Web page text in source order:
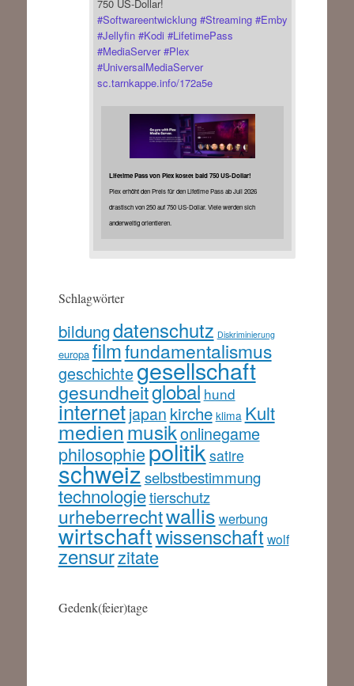
750 US-Dollar!
#Softwareentwicklung #Streaming #Emby
#Jellyfin #Kodi #LifetimePass
#MediaServer #Plex
#UniversalMediaServer
sc.tarnkappe.info/172a5e
Lifetime Pass von Plex kostet bald 750 US-Dollar!
Plex erhöht den Preis für den Lifetime Pass ab Juli 2026
drastisch von 250 auf 750 US-Dollar. Viele werden sich
anderweitig orientieren.
Schlagwörter
bildungdatenschutz Diskriminierung
europa filmfundamentalismus
geschichtegesellschaft
gesundheitglobal hund
internetjapan kirche klima Kult
medienmusikonlinegame
philosophiepolitiksatire
schweizselbstbestimmung
technologietierschutz
urheberrechtwallis werbung
wirtschaftwissenschaft wolf
zensurzitate
Gedenk(feier)tage